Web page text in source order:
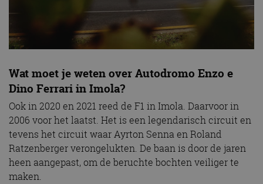
Wat moet je weten over Autodromo Enzo e
Dino Ferrari in Imola?
Ook in 2020 en 2021 reed de F1 in Imola. Daarvoor in
2006 voor het laatst. Het is een legendarisch circuit en
tevens het circuit waar Ayrton Senna en Roland
Ratzenberger verongelukten. De baan is door de jaren
heen aangepast, om de beruchte bochten veiliger te
maken.